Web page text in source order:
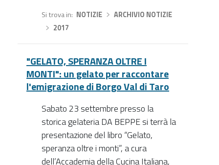
Si trova in NOTIZIE›
ARCHIVIO NOTIZIE
2017
"GELATO, SPERANZA OLTRE I
MONTI": un gelato per raccontare
l'emigrazione di Borgo Val di Taro
Sabato 23 settembre presso la
storica gelateria DA BEPPE si terrà la
presentazione del libro “Gelato,
speranza oltre i monti”, a cura
dell’Accademia della Cucina Italiana,